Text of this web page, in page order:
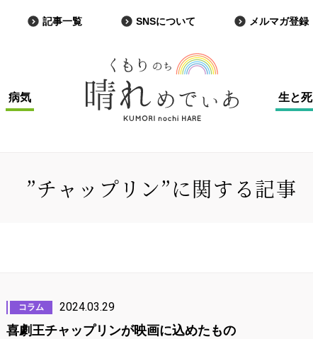
記事一覧 SNSについて メルマガ登録
病気 生と死
”チャップリン”に関する記事
コラム 2024.03.29
喜劇王チャップリンが映画に込めたもの